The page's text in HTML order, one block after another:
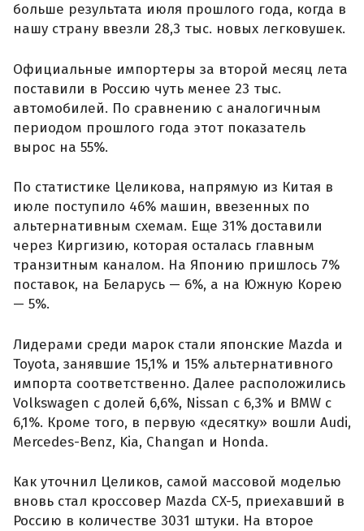
больше результата июля прошлого года, когда в
нашу страну ввезли 28,3 тыс. новых легковушек.
Официальные импортеры за второй месяц лета
поставили в Россию чуть менее 23 тыс.
автомобилей. По сравнению с аналогичным
периодом прошлого года этот показатель
вырос на 55%.
По статистике Целикова, напрямую из Китая в
июле поступило 46% машин, ввезенных по
альтернативным схемам. Еще 31% доставили
через Киргизию, которая осталась главным
транзитным каналом. На Японию пришлось 7%
поставок, на Беларусь — 6%, а на Южную Корею
— 5%.
Лидерами среди марок стали японские Mazda и
Toyota, занявшие 15,1% и 15% альтернативного
импорта соответственно. Далее расположились
Volkswagen с долей 6,6%, Nissan с 6,3% и BMW с
6,1%. Кроме того, в первую «десятку» вошли Audi,
Mercedes-Benz, Kia, Changan и Honda.
Как уточнил Целиков, самой массовой моделью
вновь стал кроссовер Mazda CX-5, приехавший в
Россию в количестве 3031 штуки. На второе